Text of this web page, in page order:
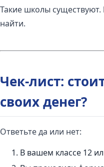
Такие школы
найти.
Чек-лист:
своих денег?
Ответьте да или нет:
В вашем классе 12